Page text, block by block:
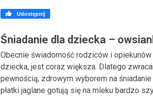
 Udostępnij
Śniadanie dla dziecka –
Obecnie świadomość rodziców i
dziecka, jest coraz większa. Dlatego
pewnością, zdrowym wyborem na
płatki jaglane gotują się na mleku bardzo